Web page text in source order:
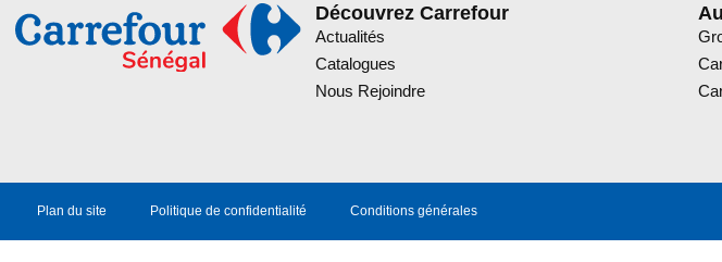
Découvrez Carrefour
Actualités
Catalogues
Nous Rejoindre
Plan du site Politique de confidentialité Conditions générales